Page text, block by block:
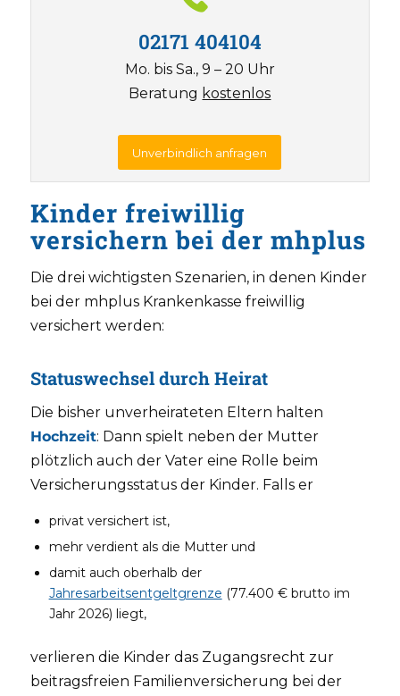
02171 404104
Mo. bis Sa., 9 – 20 Uhr
Beratung kostenlos
Unverbindlich anfragen
Kinder freiwillig
versichern bei der mhplus
Die drei wichtigsten Szenarien, in denen Kinder
bei der mhplus Krankenkasse freiwillig
versichert werden:
Statuswechsel durch Heirat
Die bisher unverheirateten Eltern halten
Hochzeit: Dann spielt neben der Mutter
plötzlich auch der Vater eine Rolle beim
Versicherungsstatus der Kinder. Falls er
privat versichert ist,
mehr verdient als die Mutter und
damit auch oberhalb der
Jahresarbeitsentgeltgrenze (77.400 € brutto im
Jahr 2026) liegt,
verlieren die Kinder das Zugangsrecht zur
beitragsfreien Familienversicherung bei der